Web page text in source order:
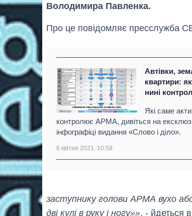
Володимира Павленка.
Про це повідомляє пресслужба
Автівки,
квартири:
нині
Які саме
контролює АРМА, дивіться на
інфографіці видання «Слово і діло».
6 квітня 2021, 10:58
заступнику голови АРМА вухо
дві кулі в руку і ногу»», - йдеться